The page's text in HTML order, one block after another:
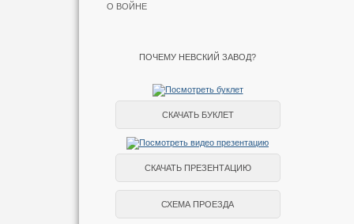
О ВОЙНЕ
ПОЧЕМУ НЕВСКИЙ ЗАВОД?
СКАЧАТЬ БУКЛЕТ
СКАЧАТЬ ПРЕЗЕНТАЦИЮ
СХЕМА ПРОЕЗДА